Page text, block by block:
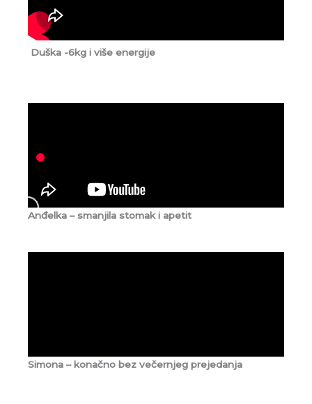
Duška -6kg i više energije
Anđelka – smanjila stomak i apetit
Simona – konačno bez večernjeg prejedanja